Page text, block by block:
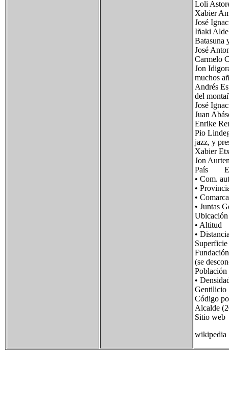
Loli
Xabier
José
Iñaki
Batasuna
José
Carmelo
Jon
muchos
Andrés
del
José
Juan
Enrike
Pio
jazz, y
Xabier
Jon
País
• Com.
•
•
• Juntas
•
•
(se
•
Código
Alcalde
Sitio
wikipedia